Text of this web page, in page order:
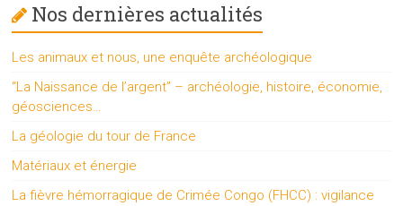
Nos dernières actualités
Les animaux et nous, une enquête archéologique
“La Naissance de l’argent” – archéologie, histoire, économie,
géosciences…
La géologie du tour de France
Matériaux et énergie
La fièvre hémorragique de Crimée Congo (FHCC) : vigilance